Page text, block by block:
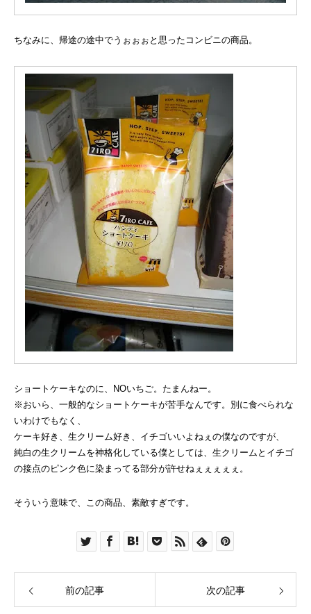
ちなみに、帰途の途中でうぉぉぉと思ったコンビニの商品。
ショートケーキなのに、NOいちご。たまんねー。
※おいら、一般的なショートケーキが苦手なんです。別に食べられな
いわけでもなく、
ケーキ好き、生クリーム好き、イチゴいいよねぇの僕なのですが、
純白の生クリームを神格化している僕としては、生クリームとイチゴ
の接点のピンク色に染まってる部分が許せねぇぇぇぇぇ。
そういう意味で、この商品、素敵すぎです。
前の記事 次の記事